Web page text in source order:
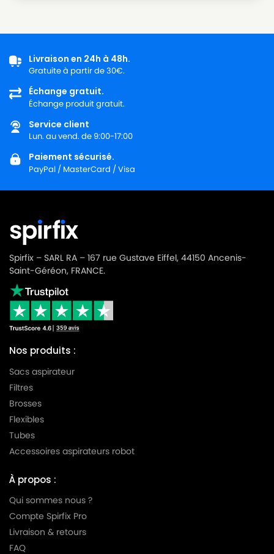
HOOVER
HOOVER TFB 2242
HOOVER
HOOVER TP 6210 à TP 6216
HOOVER
HOOVER TS 1600 à TS 2399
HOOVER
HOOVER TS 2451011
HOOVER
HOOVER TSE 0100
HOOVER
HOOVER TSE 0105
HOOVER
HOOVER
Livraison en 24h à 48h.
Gratuite à partir de 30€.
Échange gratuit.
Échange produit gratuit.
Service client
Lun. au vend. de 9:00-17:00
Paiement sécurisé.
PayPal / MasterCard / Visa
Spirfix – SARL RA – 167 rue Gustave Eiffel, 44150 Ancenis-
Saint-Géréon, FRANCE.
Nos produits :
Sacs aspirateur
Filtres
Brosses
Flexibles
Tubes
Accessoires aspirateurs robot
À propos :
Qui sommes nous ?
Compte Spirfix Pro
Livraison & retours
FAQ